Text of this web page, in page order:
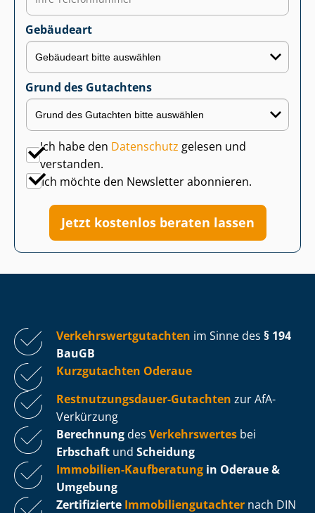
Gebäudeart
Grund des Gutachtens
Ich habe den Datenschutz gelesen und
verstanden.
Ich möchte den Newsletter abonnieren.
Jetzt kostenlos beraten lassen
Ver­kehrs­wert­gut­ach­ten im Sinne des § 194
BauGB
Kurzgutachten Oderaue
Rest­nut­zungs­dau­er-Gutachten zur AfA-
Verkürzung
Berechnung des Verkehrswertes bei
Erbschaft und Scheidung
Immobilien-Kaufberatung in Oderaue &
Umgebung
Zertifizierte Im­mo­bi­li­en­gut­ach­ter nach DIN